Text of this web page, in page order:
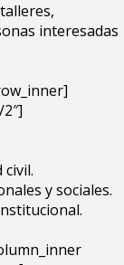
interesadas
civil.
y sociales.